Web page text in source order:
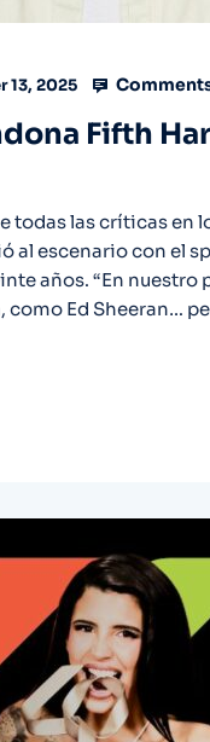
13, 2025
Fifth
todas las críticas en
al escenario con el
años. “En nuestro
Ed Sheeran…